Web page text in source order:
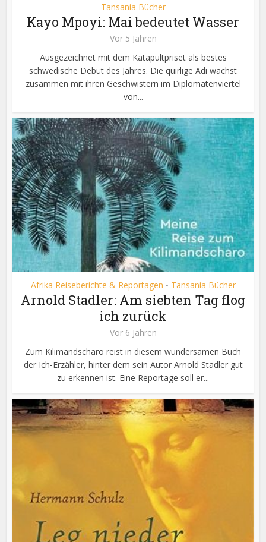
Tansania Bücher
Kayo Mpoyi: Mai bedeutet Wasser
Vor 5 Jahren
Ausgezeichnet mit dem Katapultpriset als bestes
schwedische Debüt des Jahres. Die quirlige Adi wächst
zusammen mit ihren Geschwistern im Diplomatenviertel
von...
Afrika Reiseberichte & Reportagen • Tansania Bücher
Arnold Stadler: Am siebten Tag flog
ich zurück
Vor 6 Jahren
Zum Kilimandscharo reist in diesem wundersamen Buch
der Ich-Erzähler, hinter dem sein Autor Arnold Stadler gut
zu erkennen ist. Eine Reportage soll er...